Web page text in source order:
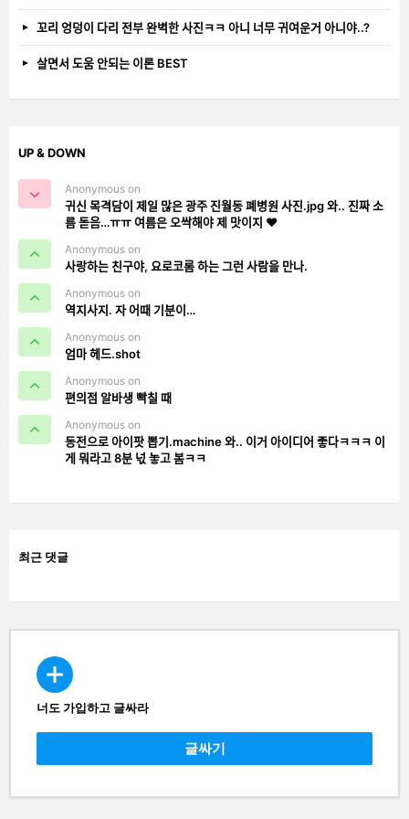
꼬리 엉덩이 다리 전부 완벽한 사진ㅋㅋ 아니 너무 귀여운거 아니야..?
살면서 도움 안되는 이론 BEST
UP & DOWN
Anonymous on
귀신 목격담이 제일 많은 광주 진월동 폐병원 사진.jpg 와.. 진짜 소
름 돋음…ㅠㅠ 여름은 오싹해야 제 맛이지 ❤️
Anonymous on
사랑하는 친구야, 요로코롬 하는 그런 사람을 만나.
Anonymous on
역지사지. 자 어때 기분이…
Anonymous on
엄마 헤드.shot
Anonymous on
편의점 알바생 빡칠 때
Anonymous on
동전으로 아이팟 뽑기.machine 와.. 이거 아이디어 좋다ㅋㅋㅋ 이
게 뭐라고 8분 넋 놓고 봄ㅋㅋ
최근 댓글
CREATE
너도 가입하고 글싸라
글싸기